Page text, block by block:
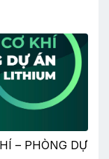
– PHÒNG DỰ